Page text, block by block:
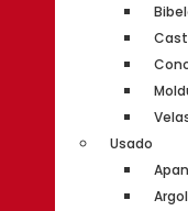
Usado